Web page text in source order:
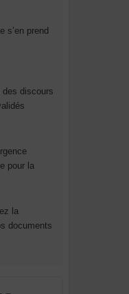
s’en prend
des discours
pour la
la
documents